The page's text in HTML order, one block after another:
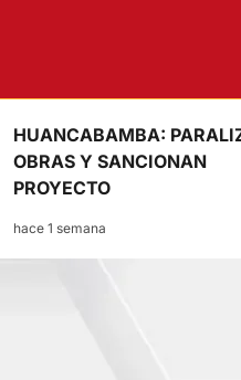
HUANCABAMBA:
OBRAS Y SANCIONAN
PROYECTO
hace 1 semana